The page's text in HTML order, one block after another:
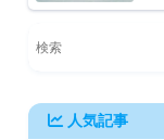
人気記事